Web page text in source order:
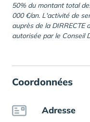
50% du montant total
000 €/an. L'activité de
auprès de la
autorisée par le Conseil
Coordonnées
Adresse